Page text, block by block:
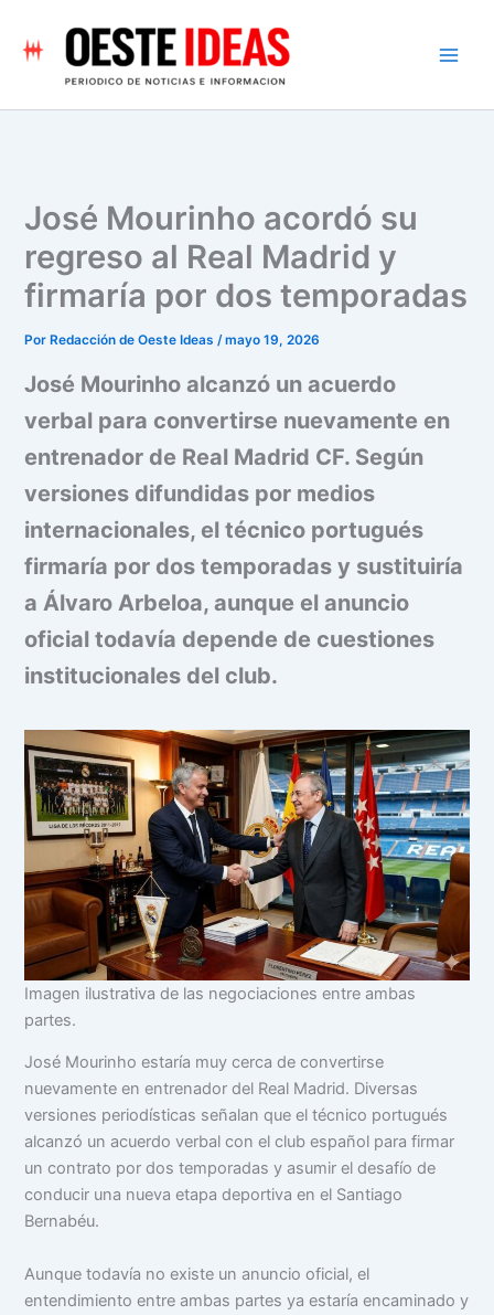
contenido
José Mourinho acordó su
regreso al Real Madrid y
firmaría por dos temporadas
Por Redacción de Oeste Ideas/mayo 19, 2026
José Mourinho alcanzó un acuerdo
verbal para convertirse nuevamente en
entrenador de Real Madrid CF. Según
versiones difundidas por medios
internacionales, el técnico portugués
firmaría por dos temporadas y sustituiría
a Álvaro Arbeloa, aunque el anuncio
oficial todavía depende de cuestiones
institucionales del club.
Imagen ilustrativa de las negociaciones entre ambas
partes.
José Mourinho estaría muy cerca de convertirse
nuevamente en entrenador del Real Madrid. Diversas
versiones periodísticas señalan que el técnico portugués
alcanzó un acuerdo verbal con el club español para firmar
un contrato por dos temporadas y asumir el desafío de
conducir una nueva etapa deportiva en el Santiago
Bernabéu.
Aunque todavía no existe un anuncio oficial, el
entendimiento entre ambas partes ya estaría encaminado y